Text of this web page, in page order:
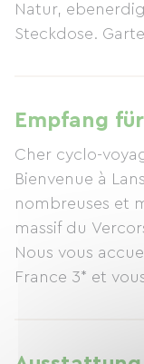
Natur,
Steckdose.
gerne von
Empfang
Cher cyclo-
Bienvenue à
nombreuses et
massif du
Nous vous
France 3* et